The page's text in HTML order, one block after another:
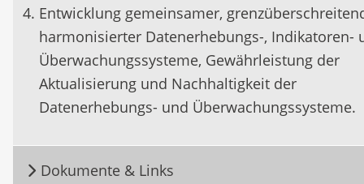
Entwicklung gemeinsamer,
harmonisierter Datenerhebungs-, Indikatoren-
Überwachungssysteme, Gewährleistung der
Aktualisierung und Nachhaltigkeit der
Datenerhebungs- und Überwachungssysteme.
Dokumente & Links